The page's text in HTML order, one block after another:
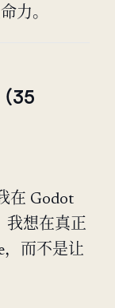
力。
35
在 Godot
我想在真正
，而不是让